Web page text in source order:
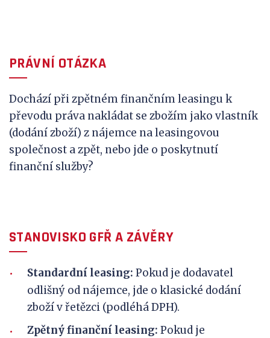
PRÁVNÍ OTÁZKA
Dochází při zpětném finančním leasingu k
převodu práva nakládat se zbožím jako vlastník
(dodání zboží) z nájemce na leasingovou
společnost a zpět, nebo jde o poskytnutí
finanční služby?
STANOVISKO GFŘ A ZÁVĚRY
Standardní leasing: Pokud je dodavatel
odlišný od nájemce, jde o klasické dodání
zboží v řetězci (podléhá DPH).
Zpětný finanční leasing: Pokud je